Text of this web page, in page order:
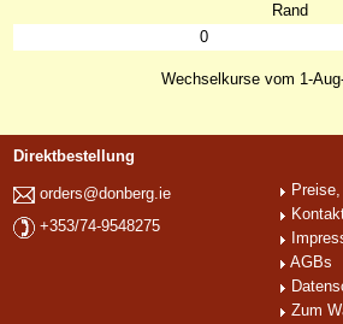
Rand
0
Wechselkurse vom 1-
Direktbestellung
orders@donberg.ie
+353/74-9548275
AGBs
Zum